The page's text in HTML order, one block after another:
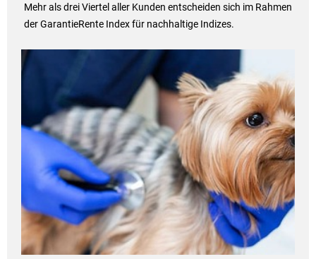
Mehr als drei Viertel aller Kunden entscheiden sich im Rahmen
der GarantieRente Index für nachhaltige Indizes.